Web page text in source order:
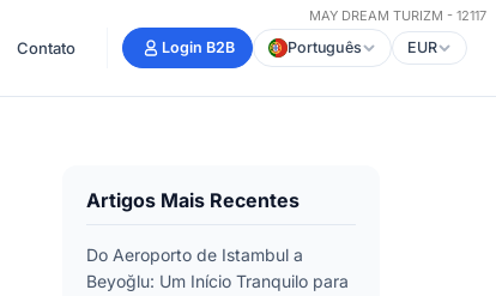
MAY DREAM TURIZM - 12117
Contato Login B2B Português EUR
Artigos Mais Recentes
Do Aeroporto de Istambul a
Beyoğlu: Um Início Tranquilo para